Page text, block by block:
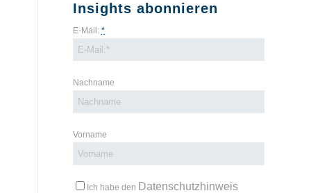
Insights abonnieren
E-Mail:*
Nachname
Vorname
Ich habe den Datenschutzhinweis